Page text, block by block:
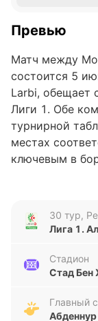
Превью
Матч между
состоится 5
Larbi, обещает
Лиги 1. Обе
турнирной
местах
ключевым в
текущие
Форма
лишь одну
поражения,
30 тур,
Лига 1.
Стадион
Стад Бен
Главный